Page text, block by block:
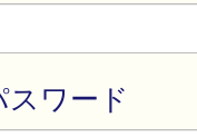
スワード